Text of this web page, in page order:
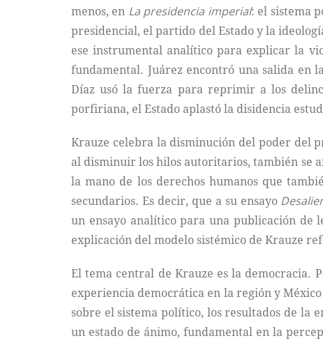
menos, en La presidencia imperial: el sistema
presidencial, el partido del Estado y la
ese instrumental analítico para explicar la
fundamental. Juárez encontró una salida en
Díaz usó la fuerza para reprimir a los
porfiriana, el Estado aplastó la disidencia
Krauze celebra la disminución del poder del
al disminuir los hilos autoritarios, también se
la mano de los derechos humanos que
secundarios. Es decir, que a su ensayo
un ensayo analítico para una publicación de
explicación del modelo sistémico de Krauze
El tema central de Krauze es la democracia.
experiencia democrática en la región y
sobre el sistema político, los resultados de la
un estado de ánimo, fundamental en la